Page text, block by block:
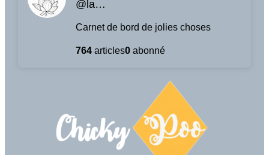
@laplanquealibellules.fr@www.laplanquealibellules.fr
Carnet de bord de jolies choses
764 articles0 abonné